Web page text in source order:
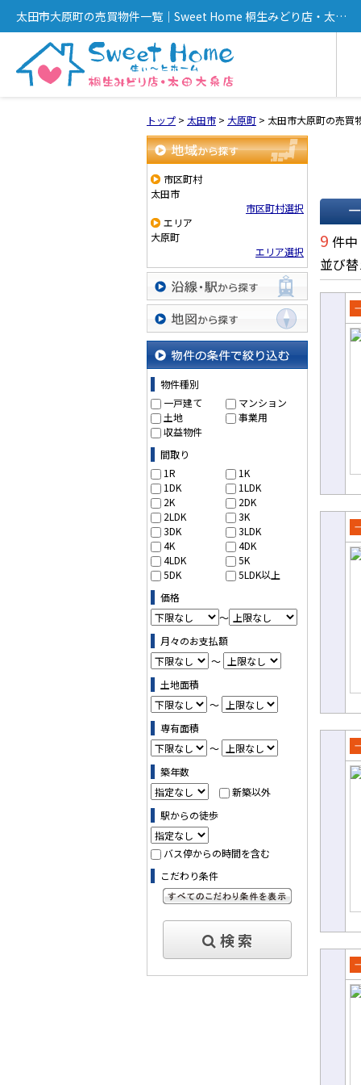
太田市大原町の売買物件一覧｜Sweet Home 桐生みどり店・太田
大泉店
トップ > 太田市 > 大原町 > 太田市大原町の売買
地域から探す
市区町村
太田市
市区町村選択
エリア
大原町
エリア選択
沿線・駅から探す
地図から探す
物件の条件で絞り込む
物件種別
一戸建て
マンション
土地
事業用
収益物件
間取り
1R
1K
1DK
1LDK
2K
2DK
2LDK
3K
3DK
3LDK
4K
4DK
4LDK
5K
5DK
5LDK以上
価格
～
月々のお支払額
～
土地面積
～
専有面積
～
築年数
新築以外
駅からの徒歩
バス停からの時間を含む
こだわり条件
検 索
一覧
9 件
並び
て
て
て
て